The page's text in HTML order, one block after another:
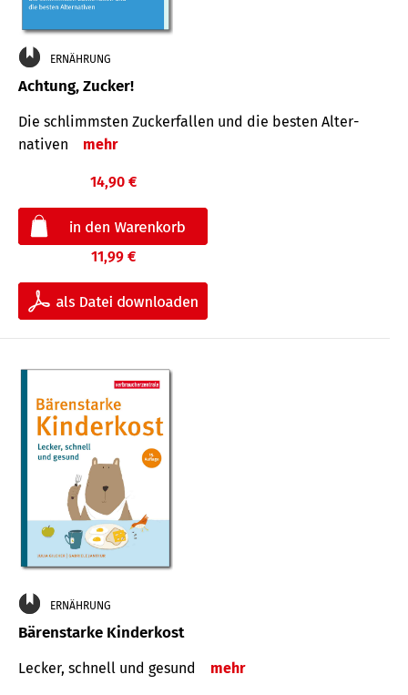
ERNÄHRUNG
Achtung, Zucker!
Die schlimmsten Zucker­fallen und die besten Alter­
nativen
mehr
14,90 €
11,99 €
ERNÄHRUNG
Bärenstarke Kinderkost
Lecker, schnell und gesund mehr